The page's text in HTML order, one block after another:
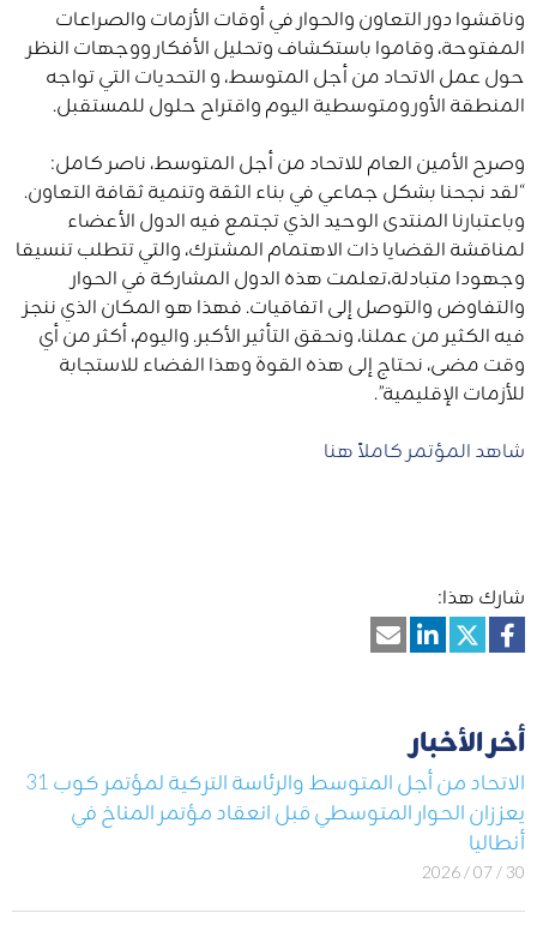
وناقشوا دور التعاون والحوار في أوقات الأزمات والصراعات
المفتوحة، وقاموا باستكشاف وتحليل الأفكار ووجهات النظر
حول عمل الاتحاد من أجل المتوسط، و التحديات التي تواجه
المنطقة الأورومتوسطية اليوم واقتراح حلول للمستقبل.
وصرح الأمين العام للاتحاد من أجل المتوسط، ناصر كامل:
“لقد نجحنا بشكل جماعي في بناء الثقة وتنمية ثقافة التعاون.
وباعتبارنا المنتدى الوحيد الذي تجتمع فيه الدول الأعضاء
لمناقشة القضايا ذات الاهتمام المشترك، والتي تتطلب تنسيقا
وجهودا متبادلة،تعلمت هذه الدول المشاركة في الحوار
والتفاوض والتوصل إلى اتفاقيات. فهذا هو المكان الذي ننجز
فيه الكثير من عملنا، ونحقق التأثير الأكبر. واليوم، أكثر من أي
وقت مضى، نحتاج إلى هذه القوة وهذا الفضاء للاستجابة
للأزمات الإقليمية”.
شاهد المؤتمر كاملاً هنا
شارك هذا:
أخر الأخبار
الاتحاد من أجل المتوسط والرئاسة التركية لمؤتمر كوب 31
يعززان الحوار المتوسطي قبل انعقاد مؤتمر المناخ في
أنطاليا
30 / 07 / 2026